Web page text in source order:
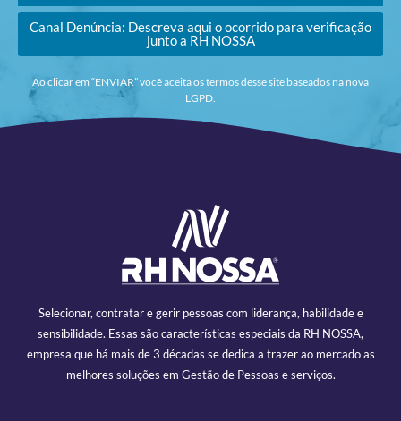
Canal Denúncia: Descreva aqui o ocorrido para verificação
junto a RH NOSSA
Ao clicar em “ENVIAR” você aceita os termos desse site baseados na nova
LGPD.
Selecionar, contratar e gerir pessoas com liderança, habilidade e
sensibilidade. Essas são características especiais da RH NOSSA,
empresa que há mais de 3 décadas se dedica a trazer ao mercado as
melhores soluções em Gestão de Pessoas e serviços.